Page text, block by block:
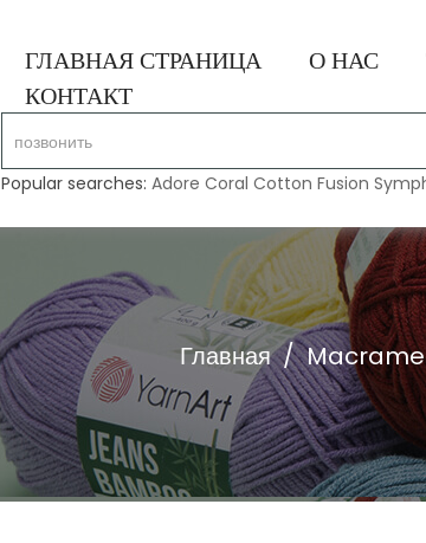
ГЛАВНАЯ СТРАНИЦА О НАС
КОНТАКТ
Popular searches:Adore Coral Cotton Fusion
Главная / Macrame